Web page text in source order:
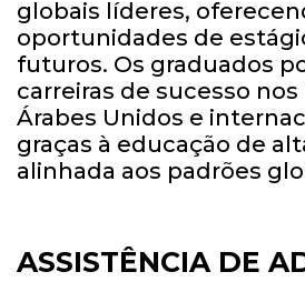
globais líderes,
oportunidades de
futuros. Os graduados
carreiras de sucesso nos
Árabes Unidos e
graças à educação de
alinhada aos padrões
ASSISTÊNCIA DE